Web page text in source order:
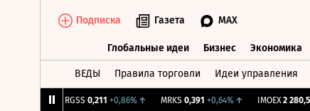
Подписка Газета MAX
Глобальные идеи Бизнес Экономика
ВЕДЫ Правила торговли Идеи управления
RGSS 0,211 +0,86%↑ MRKS 0,391 +0,64%↑ IMOEX 2 280,59